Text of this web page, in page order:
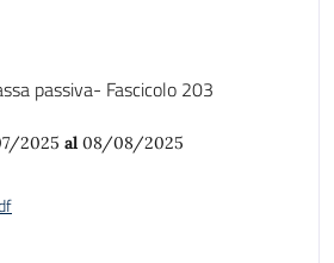
passiva- Fascicolo 203
2025 al 08/08/2025